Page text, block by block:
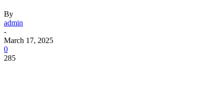
By
admin
-
March 17, 2025
0
285